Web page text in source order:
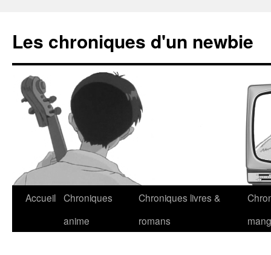
Les chroniques d'un newbie
Accueil Chroniques
anime
Chroniques livres &
romans